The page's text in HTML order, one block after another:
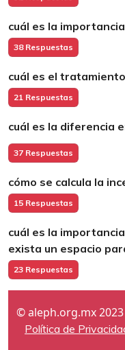
cuál es la
38 Respuestas
cuál es el
21 Respuestas
cuál es la diferencia
37 Respuestas
cómo se calcula la
15 Respuestas
cuál es la
exista un espacio
23 Respuestas
© aleph.org.mx
Política de